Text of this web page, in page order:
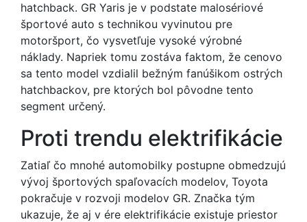
hatchback. GR Yaris je v podstate malosériové
športové auto s technikou vyvinutou pre
motoršport, čo vysvetľuje vysoké výrobné
náklady. Napriek tomu zostáva faktom, že cenovo
sa tento model vzdialil bežným fanúšikom ostrých
hatchbackov, pre ktorých bol pôvodne tento
segment určený.
Proti trendu elektrifikácie
Zatiaľ čo mnohé automobilky postupne obmedzujú
vývoj športových spaľovacích modelov, Toyota
pokračuje v rozvoji modelov GR. Značka tým
ukazuje, že aj v ére elektrifikácie existuje priestor